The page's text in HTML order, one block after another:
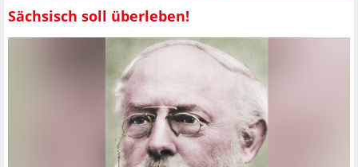
Sächsisch soll überleben!